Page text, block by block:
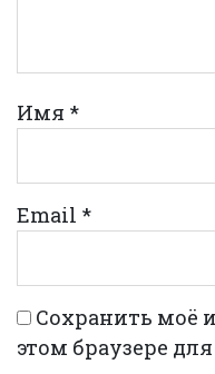
Имя *
Email *
Сохранить моё
этом браузере